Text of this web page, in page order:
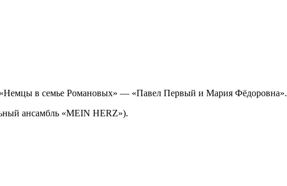
«Немцы в семье Романовых» — «Павел Первый и Мария Фёдоровна».
ансамбль «MEIN HERZ»).